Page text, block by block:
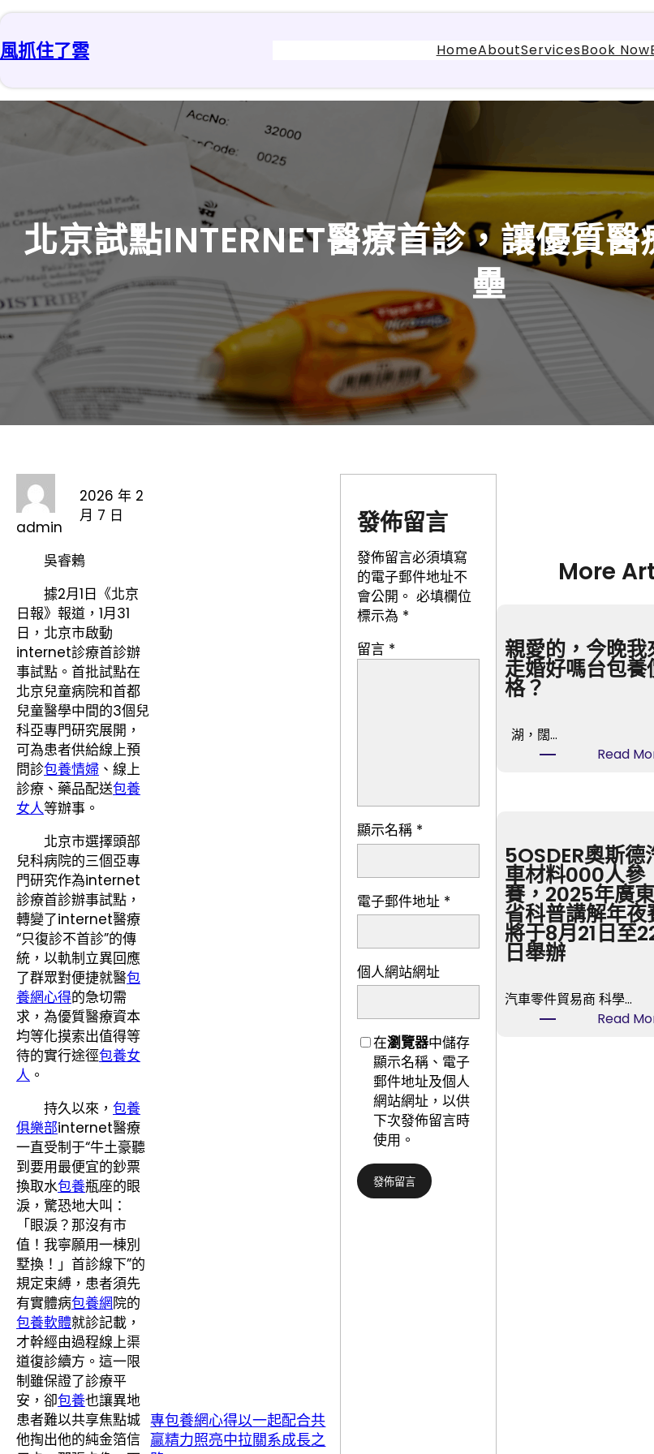
跳
主
內
容
風抓住了雲 HomeAboutServicesBook Now
北京試點INTERNET醫療首診，讓優質
壘
admin
2026 年 2
月 7 日
吳睿鶇
據2月1日《北京
日報》報道，1月31
日，北京市啟動
internet診療首診辦
事試點。首批試點在
北京兒童病院和首都
兒童醫學中間的3個兒
科亞專門研究展開，
可為患者供給線上預
問診包養情婦 、線上
診療、藥品配送包養
女人等辦事。
北京市選擇頭部
兒科病院的三個亞專
門研究作為internet
診療首診辦事試點，
轉變了internet醫療
“只復診不首診”的傳
統，以軌制立異回應
了群眾對便捷就醫包
養網心得的急切需
求，為優質醫療資本
均等化摸索出值得等
待的實行途徑包養女
人 。
持久以來， 包養
俱樂部internet醫療
一直受制于“牛土豪聽
到要用最便宜的鈔票
換取水包養瓶座的眼
淚，驚恐地大叫：
「眼淚？那沒有市
值！我寧願用一棟別
墅換！」首診線下”的
規定束縛，患者須先
有實體病包養網院的
包養軟體就診記載，
才幹經由過程線上渠
道復診續方。這一限
制雖保證了診療平
安，卻包養也讓異地
患者難以共享焦點城
他掏出他的純金箔信
專包養網心得以一起配合共
贏精力照亮中拉關系成長之
發佈留言
發佈留言必須填寫
的電子郵件地址不
會公開。 必填欄位
標示為 *
留言 *
顯示名稱 *
電子郵件地址 *
個人網站網址
在瀏覽器中儲存
顯示名稱、電子
郵件地址及個人
網站網址，以供
下次發佈留言時
使用。
More
親愛的，今晚我
走婚好嗎台包養
格？
湖，闊…
Read
5OSDER奧斯德
車材料000人參
賽，2025年廣東
省科普講解年夜
將于8月21日至
日舉辦
汽車零件貿易商 科學…
Read